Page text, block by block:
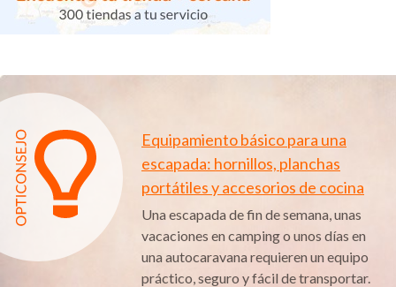
Equipamiento básico para una
escapada: hornillos, planchas
portátiles y accesorios de cocina
Una escapada de fin de semana, unas
vacaciones en camping o unos días en
una autocaravana requieren un equipo
práctico, seguro y fácil de transportar.